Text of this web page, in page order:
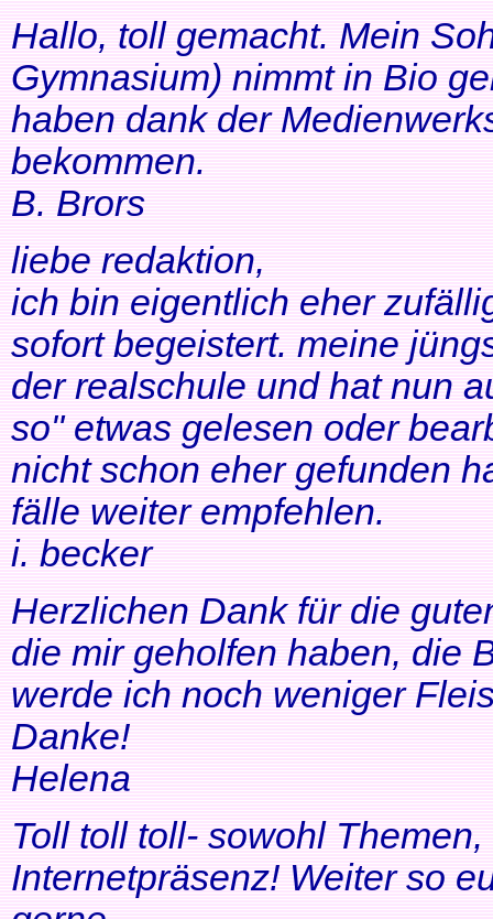
Hallo, toll gemacht. Mein
Gymnasium) nimmt in Bio
haben dank der
bekommen.
B. Brors
liebe redaktion,
ich bin eigentlich eher
sofort begeistert. meine
der realschule und hat nun
so" etwas gelesen oder
nicht schon eher gefunden
fälle weiter empfehlen.
i. becker
Herzlichen Dank für die
die mir geholfen haben, die
werde ich noch weniger
Danke!
Helena
Toll toll toll- sowohl
Internetpräsenz! Weiter so